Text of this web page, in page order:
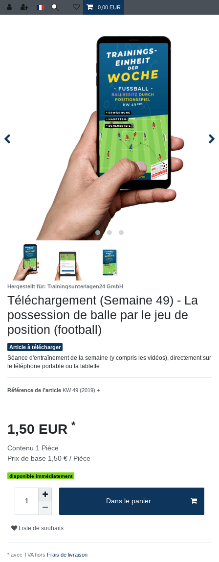
0,00 EUR
Hergestellt für: Trainingsunterlagen24 GmbH
Téléchargement (Semaine 49) - La
possession de balle par le jeu de
position (football)
Article à télécharger
Séance d'entraînement de la semaine (y compris les vidéos), directement sur
le téléphone portable ou la tablette
Référence de l’article KW 49 (2019) +
1,50 EUR *
Contenu 1 Pièce
Prix de base 1,50 € / Pièce
disponible immédiatement
Dans le panier
Liste de souhaits
* avec TVA hors Frais de livraison